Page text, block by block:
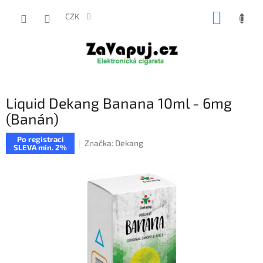
CZK
Liquid Dekang Banana 10ml - 6mg
(Banán)
Po registraci
SLEVA min. 2%
Značka: Dekang